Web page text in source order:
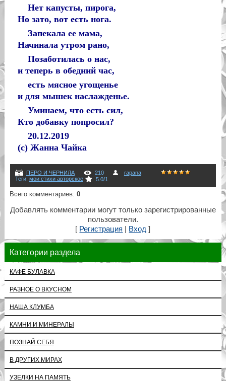
Нет капусты, пирога,
Но зато, вот есть нога.
Запекала ее мама,
Начинала утром рано,
Позаботилась о нас,
и теперь в обедний час,
есть мясное угощенье
и для мышек наслажденье.
Уминаем, что есть сил,
Кто добавку попросил?
20.12.2019
(с) Жанна Чайка
ПЕРО И ЧЕРНИЛА 210
rapana
Теги: мои стихи авторское 5.0/1
Всего комментариев: 0
Добавлять комментарии могут только зарегистрированные
пользователи.
[ Регистрация Вход ]
Категории раздела
КАФЕ БУЛАВКА
РАЗНОЕ О ВКУСНОМ
НАША КЛУМБА
КАМНИ И МИНЕРАЛЫ
ПОЗНАЙ СЕБЯ
В ДРУГИХ МИРАХ
УЗЕЛКИ НА ПАМЯТЬ